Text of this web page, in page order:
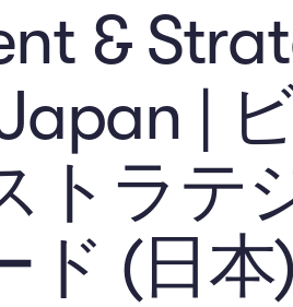
&
|
トラテ
ド (日本)